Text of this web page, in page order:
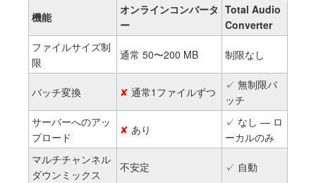
機能
オンラインコンバータ
ー
Total Audio
Converter
ファイルサイズ制
限
通常 50〜200 MB 制限なし
バッチ変換 ✘ 通常1ファイルずつ
✓ 無制限バ
ッチ
サーバーへのアッ
プロード
✘ あり
✓ なし — ロ
ーカルのみ
マルチチャンネル
ダウンミックス
不安定 ✓ 自動